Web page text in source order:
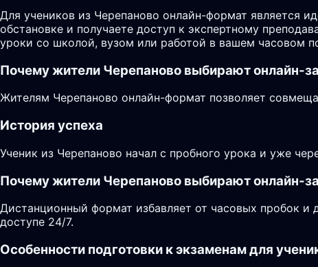
Для учеников из Черепаново онлайн-формат является
обстановке и получаете доступ к экспертному
уроки со школой, вузом или работой в вашем часовом
Почему жители Черепаново выбирают онлайн-
Жителям Черепаново онлайн-формат позволяет
История успеха
Ученик из Черепаново начал с пробного урока и уже
Почему жители Черепаново выбирают онлайн-
Дистанционный формат избавляет от часовых пробок
доступе 24/7.
Особенности подготовки к экзаменам для